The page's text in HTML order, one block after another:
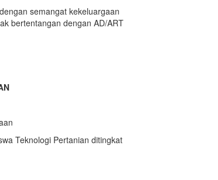
semangat kekeluargaan
bertentangan dengan AD/ART
Teknologi Pertanian ditingkat